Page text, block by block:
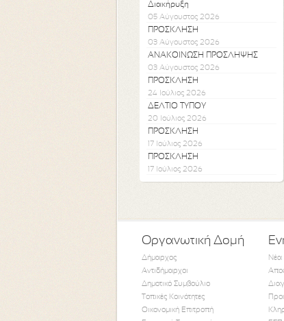
Διακήρυξη
05 Αύγουστος 2026
ΠΡΟΣΚΛΗΣΗ
03 Αύγουστος 2026
ΑΝΑΚΟΙΝΩΣΗ ΠΡΟΣΛΗΨΗΣ
03 Αύγουστος 2026
ΠΡΟΣΚΛΗΣΗ
24 Ιούλιος 2026
ΔΕΛΤΙΟ ΤΥΠΟΥ
20 Ιούλιος 2026
ΠΡΟΣΚΛΗΣΗ
17 Ιούλιος 2026
ΠΡΟΣΚΛΗΣΗ
17 Ιούλιος 2026
Οργανωτική Δομή
Δήμαρχος
Αντιδήμαρχοι
Δημοτικό Συμβούλιο
Τοπικές Κοινότητες
Οικονομική Επιτροπή
Νέα